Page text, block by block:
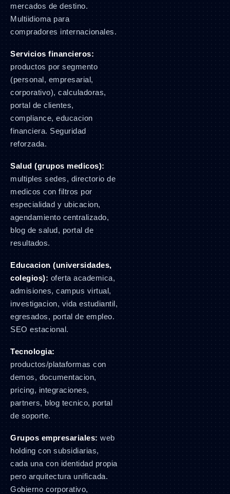
mercados de destino.
Multiidioma para
compradores internacionales.
Servicios financieros:
productos por segmento
(personal, empresarial,
corporativo), calculadoras,
portal de clientes,
compliance, educacion
financiera. Seguridad
reforzada.
Salud (grupos medicos):
multiples sedes, directorio de
medicos con filtros por
especialidad y ubicacion,
agendamiento centralizado,
blog de salud, portal de
resultados.
Educacion (universidades,
colegios): oferta academica,
admisiones, campus virtual,
investigacion, vida estudiantil,
egresados, portal de empleo.
SEO estacional.
Tecnologia:
productos/plataformas con
demos, documentacion,
pricing, integraciones,
partners, blog tecnico, portal
de soporte.
Grupos empresariales: web
holding con subsidiarias,
cada una con identidad propia
pero arquitectura unificada.
Gobierno corporativo,